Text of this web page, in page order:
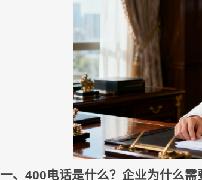
一、400电话是什么？企业为什么需